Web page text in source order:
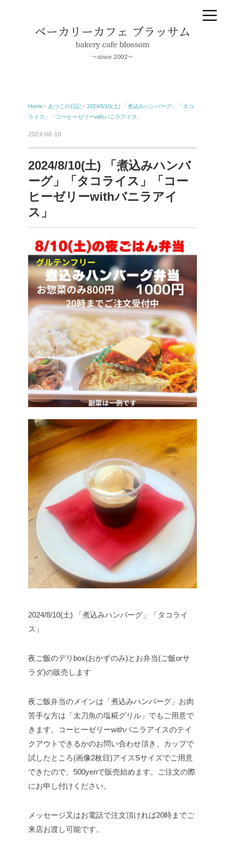
Home › あつこの日記 › 2024/8/10(土) 「煮込みハンバーグ」「タコ
ライス」「コーヒーゼリーwithバニラアイス」
2024-08-10
2024/8/10(土) 「煮込みハンバ
ーグ」「タコライス」「コー
ヒーゼリーwithバニラアイ
ス」
2024/8/10(土) 「煮込みハンバーグ」「タコライ
ス」
夜ご飯のデリbox(おかずのみ)とお弁当(ご飯orサ
ラダ)の販売します
夜ご飯弁当のメインは「煮込みハンバーグ」 お肉
苦手な方は「太刀魚の塩糀グリル」でもご用意で
きます。
コーヒーゼリーwithバニラアイスのテイ
クアウトできるかのお問い合わせ頂き、カップで
試したところ(画像2枚目)アイスSサイズでご用意
できたので、500yenで販売始めます。
ご注文の際
にお申し付けください。
メッセージ又はお電話で注文頂ければ20時までご
来店お渡し可能です。